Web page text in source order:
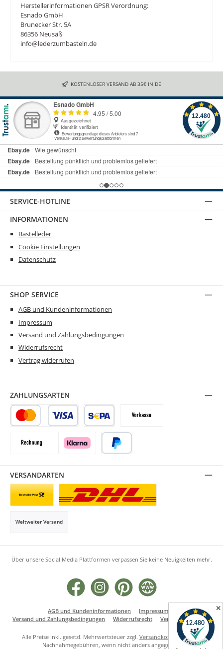
Herstellerinformationen GPSR Verordnung:
Esnado GmbH
Brunecker Str. 5A
86356 Neusäß
info@lederzumbasteln.de
KOSTENLOSER VERSAND AB 35€ IN DE
SERVICE-HOTLINE
INFORMATIONEN
Bastelleder
Cookie Einstellungen
Datenschutz
SHOP SERVICE
AGB und Kundeninformationen
Impressum
Versand und Zahlungsbedingungen
Widerrufsrecht
Vertrag widerrufen
VERSANDARTEN
Weltweiter Versand
ZAHLUNGSARTEN
SEPA LastschriftVorkasse
Über unsere Social Media Plattformen verpassen Sie keine Neuigkeiten mehr.
Facebook Instagram Pinterest Website
AGB und Kundeninformationen
Impressum
Versand und Zahlungsbedingungen
Widerrufsrecht Vertrag widerrufen
Alle Preise inkl. gesetzl. Mehrwertsteuer zzgl. Versandkostenund ggf.
Nachnahmegebühren, wenn nicht anders angegeben.
✕